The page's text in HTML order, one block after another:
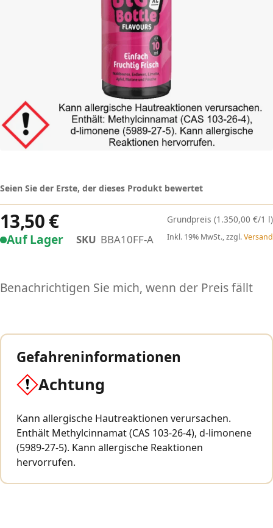
Auf Lager SKU BBA10FF-A
Seien Sie der Erste, der dieses Produkt bewertet
13,50 € (1.350,00 €/1 l)
Inkl. 19% MwSt., zzgl.Versand
Benachrichtigen Sie mich, wenn der Preis fällt
Gefahreninformationen
Achtung
Kann allergische Hautreaktionen verursachen.
Enthält Methylcinnamat (CAS 103-26-4), d-limonene
(5989-27-5). Kann allergische Reaktionen
hervorrufen.